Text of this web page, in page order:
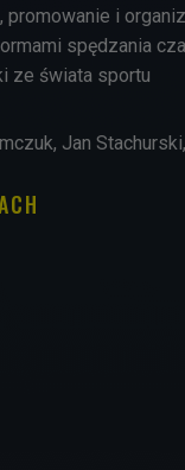
promowanie i
spędzania
ze świata sportu
Jan